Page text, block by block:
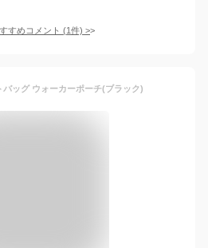
すめコメント (1件) >
ッグ ウォーカーポーチ(ブラック)